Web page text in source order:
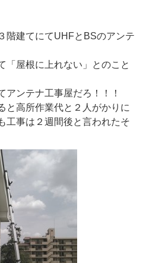
階建てにてUHFとBSのアンテ
「屋根に上れない」とのこと
アンテナ工事屋だろ！！！
と高所作業代と２人がかりに
工事は２週間後と言われたそ